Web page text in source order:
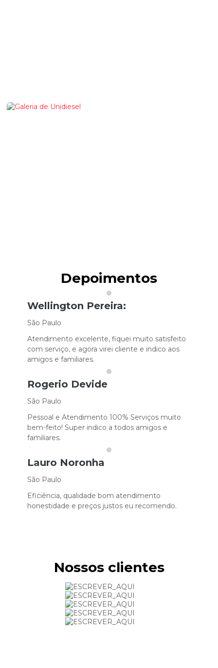
Depoimentos
Wellington Pereira:
São Paulo
Atendimento excelente, fiquei muito satisfeito
com serviço, e agora virei cliente e indico aos
amigos e familiares.
Rogerio Devide
São Paulo
Pessoal e Atendimento 100% Serviços muito
bem-feito! Super indico a todos amigos e
familiares.
Lauro Noronha
São Paulo
Eficiência, qualidade bom atendimento
honestidade e preços justos eu recomendo.
Nossos clientes